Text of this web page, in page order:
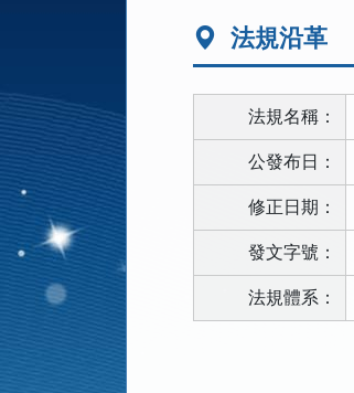
法規沿革
法規名稱：
公發布日：
修正日期：
發文字號：
法規體系：